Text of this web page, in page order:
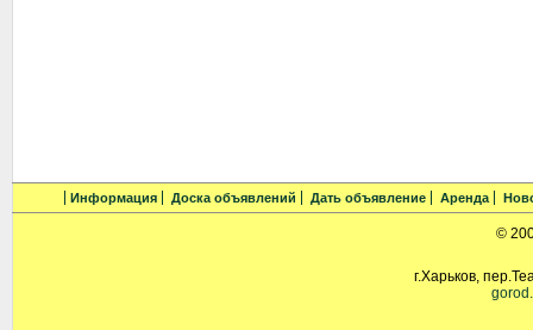
Информация Доска объявлений Дать объявление Аренда
©
г.Харьков,